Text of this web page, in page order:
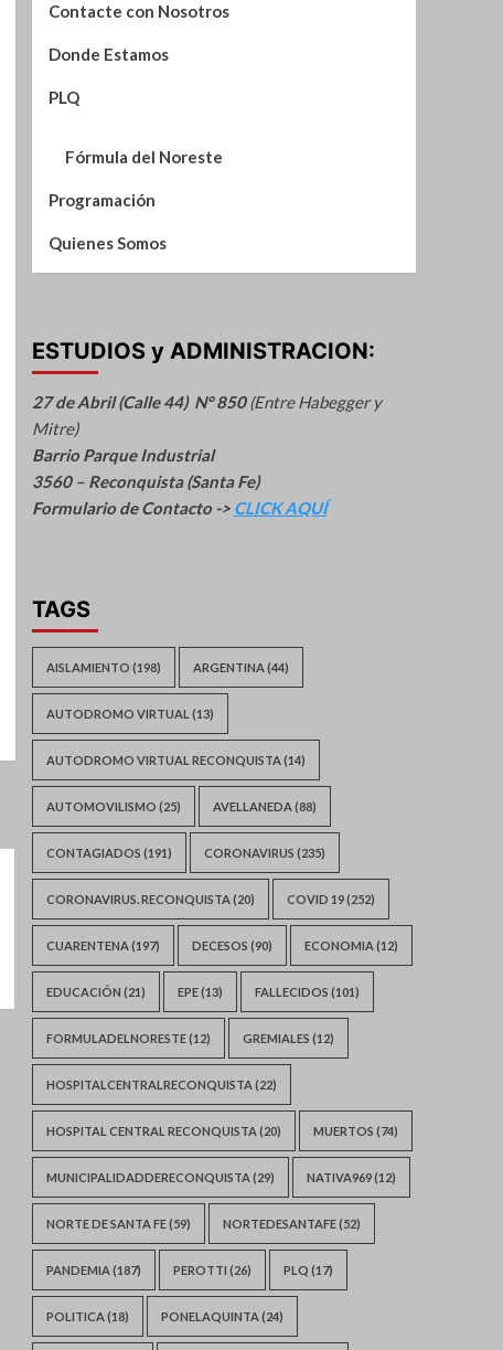
Contacte con Nosotros
Donde Estamos
PLQ
Fórmula del Noreste
Programación
Quienes Somos
ESTUDIOS y ADMINISTRACION:
27 de Abril (Calle 44) N° 850(Entre Habegger y
Mitre)
Barrio Parque Industrial
3560 – Reconquista (Santa Fe)
Formulario de Contacto -> CLICK AQUÍ
TAGS
AISLAMIENTO (198) ARGENTINA(44)
AUTODROMO VIRTUAL (13)
AUTODROMO VIRTUAL RECONQUISTA(14)
AUTOMOVILISMO (25) AVELLANEDA(88)
CONTAGIADOS (191) CORONAVIRUS (235)
CORONAVIRUS. RECONQUISTA(20) COVID 19(252)
CUARENTENA(197) DECESOS (90) ECONOMIA(12)
EDUCACIÓN (21) EPE(13) FALLECIDOS (101)
FORMULADELNORESTE(12) GREMIALES (12)
HOSPITALCENTRALRECONQUISTA(22)
HOSPITAL CENTRAL RECONQUISTA(20) MUERTOS (74)
MUNICIPALIDADDERECONQUISTA(29) NATIVA969(12)
NORTE DE SANTA FE(59) NORTEDESANTAFE(52)
PANDEMIA(187) PEROTTI (26) PLQ (17)
POLITICA(18) PONELAQUINTA(24)